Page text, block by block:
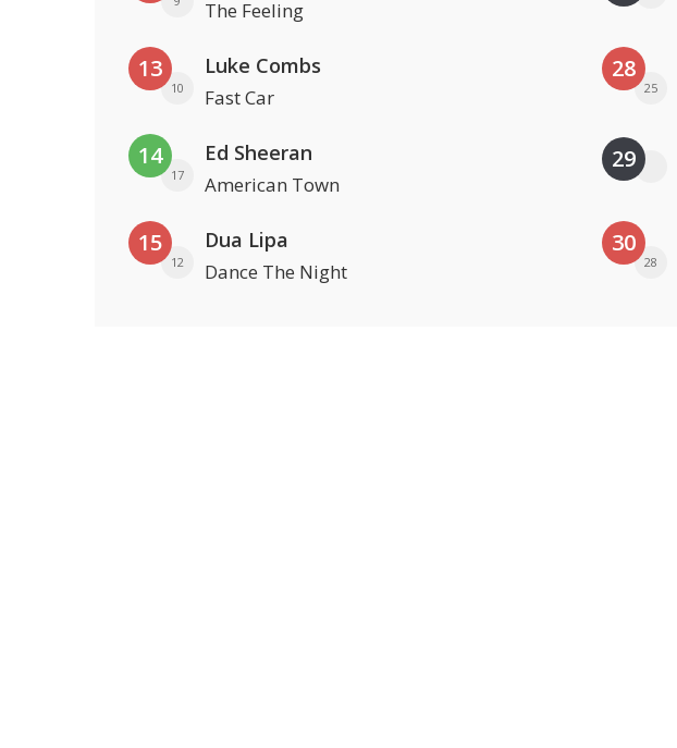
The Feeling
13
10
Luke Combs
Fast Car
14
17
Ed Sheeran
American Town
15
12
Dua Lipa
Dance The Night
28
25
29
30
28